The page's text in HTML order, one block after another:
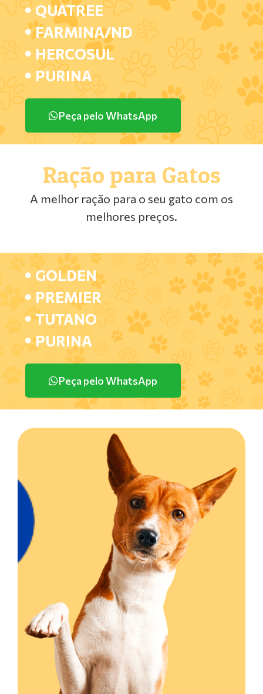
QUATREE
FARMINA/ND
HERCOSUL
PURINA
Peça pelo WhatsApp
Ração para Gatos
A melhor ração para o seu gato com os
melhores preços.
GOLDEN
PREMIER
TUTANO
PURINA
Peça pelo WhatsApp